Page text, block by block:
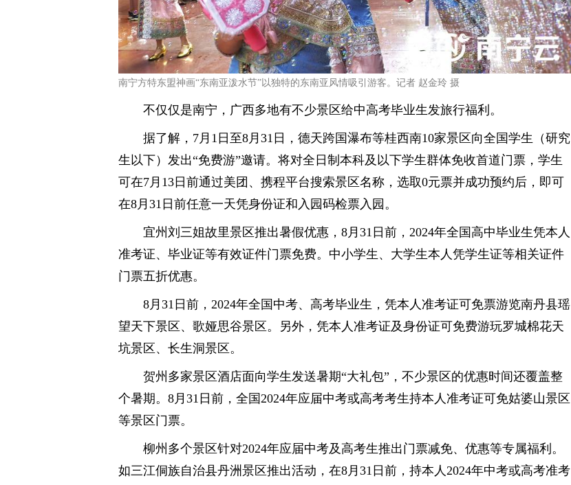
南宁方特东盟神画“东南亚泼水节”以独特的东南亚风情吸引游客。记者 赵金玲 摄
不仅仅是南宁，广西多地有不少景区给中高考毕业生发旅行福利。
据了解，7月1日至8月31日，德天跨国瀑布等桂西南10家景区向全国学生（研究
生以下）发出“免费游”邀请。将对全日制本科及以下学生群体免收首道门票，学生
可在7月13日前通过美团、携程平台搜索景区名称，选取0元票并成功预约后，即可
在8月31日前任意一天凭身份证和入园码检票入园。
宜州刘三姐故里景区推出暑假优惠，8月31日前，2024年全国高中毕业生凭本人
准考证、毕业证等有效证件门票免费。中小学生、大学生本人凭学生证等相关证件
门票五折优惠。
8月31日前，2024年全国中考、高考毕业生，凭本人准考证可免票游览南丹县瑶
望天下景区、歌娅思谷景区。另外，凭本人准考证及身份证可免费游玩罗城棉花天
坑景区、长生洞景区。
贺州多家景区酒店面向学生发送暑期“大礼包”，不少景区的优惠时间还覆盖整
个暑期。8月31日前，全国2024年应届中考或高考考生持本人准考证可免姑婆山景区
等景区门票。
柳州多个景区针对2024年应届中考及高考生推出门票减免、优惠等专属福利。
如三江侗族自治县丹洲景区推出活动，在8月31日前，持本人2024年中考或高考准考